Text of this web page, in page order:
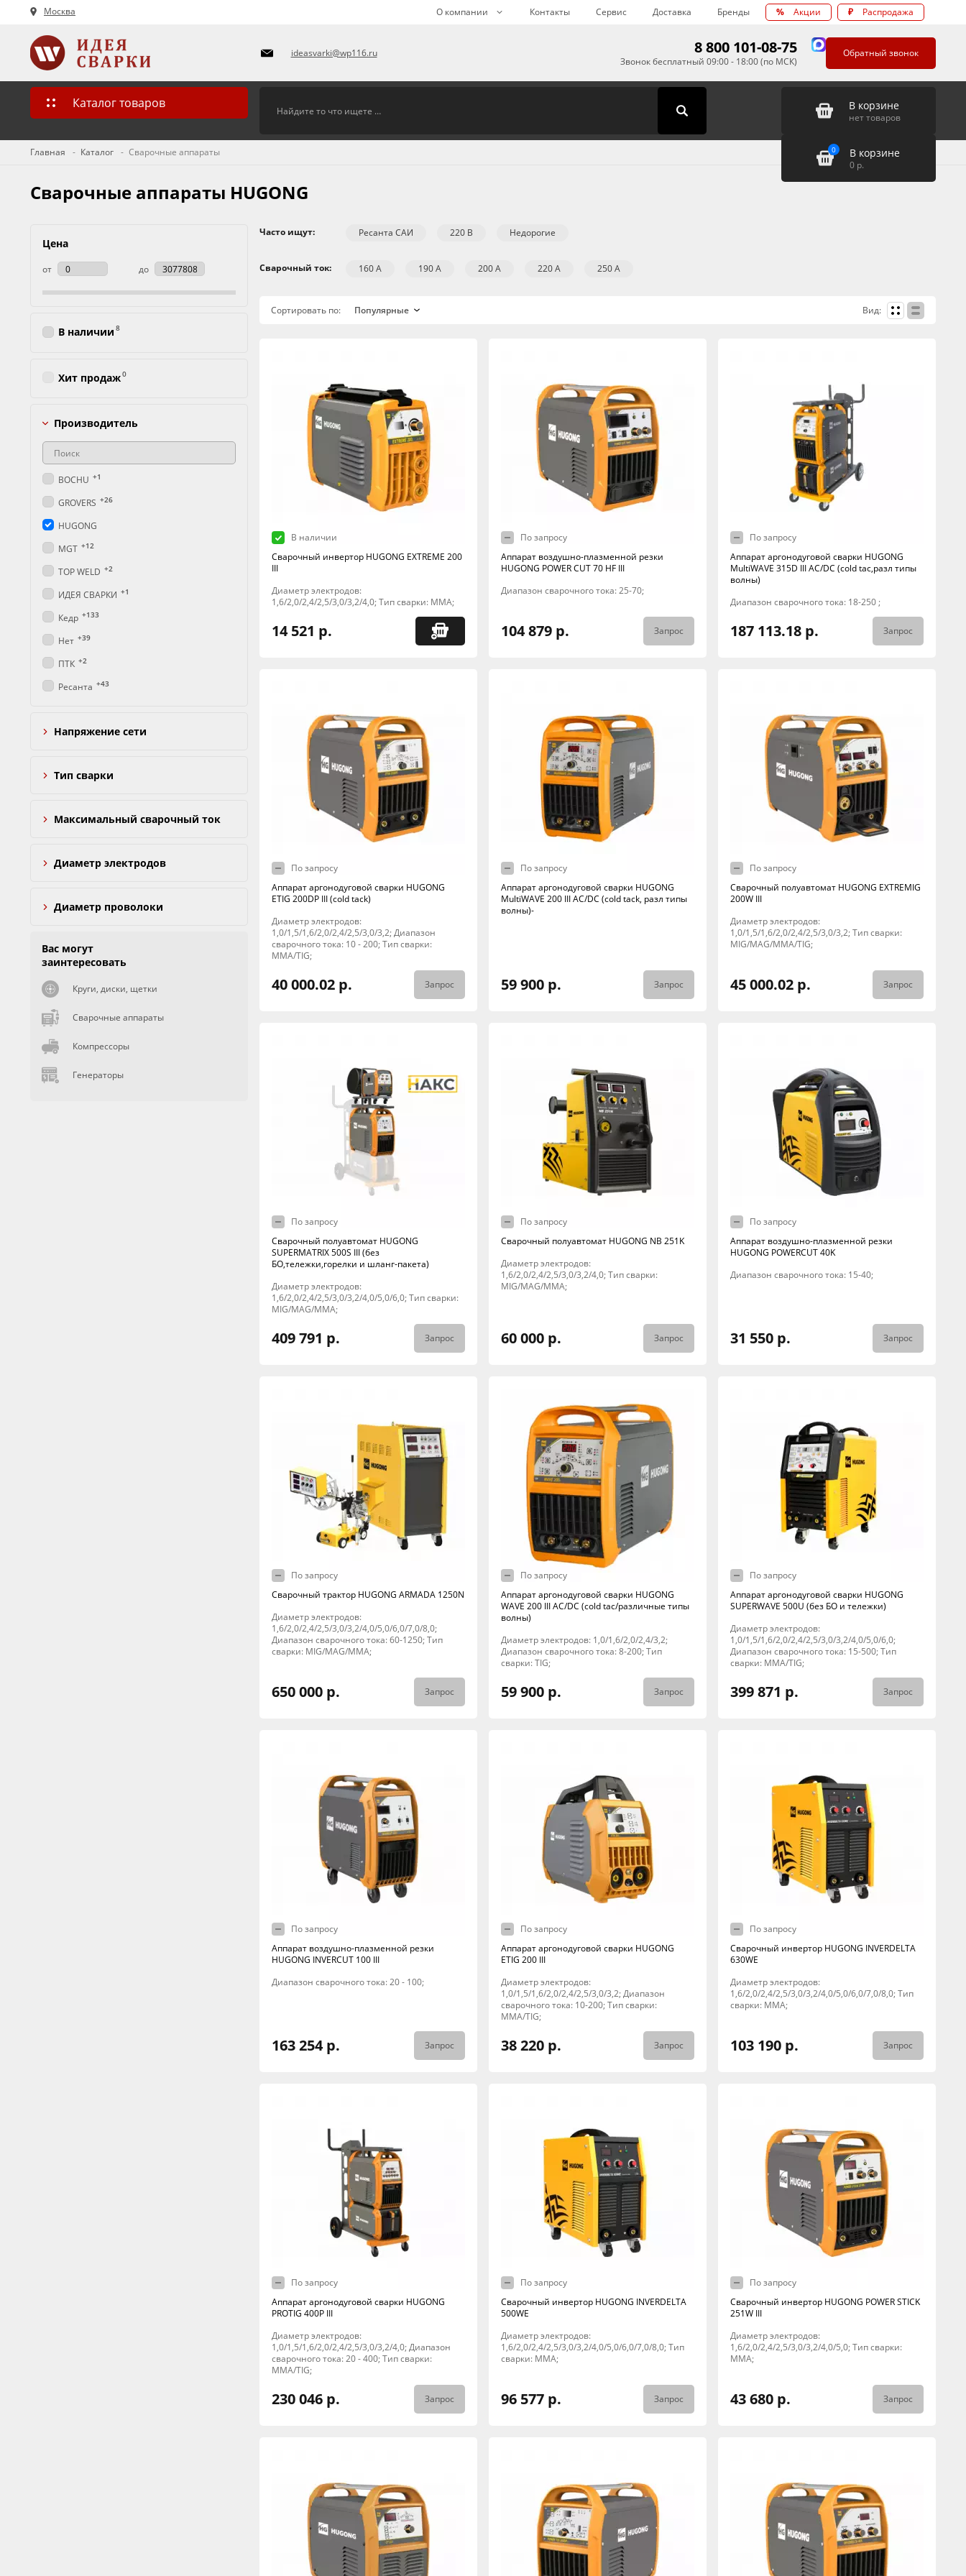
Москва О компании Контакты Сервис Доставка Бренды % Акции ₽ Распродажа
ideasvarki@wp116.ru 8 800 101-08-75
Звонок бесплатный 09:00 - 18:00 (по МСК)
Обратный звонок
Каталог товаров В корзине
нет товаров
0 В корзине
0 р.
Главная Каталог Сварочные аппараты
Сварочные аппараты HUGONG
Часто ищут: Ресанта САИ 220 В Недорогие
Сварочный ток: 160 А 190 А 200 А 220 А 250 А
Сортировать по: Вид:
В наличии
Сварочный инвертор HUGONG EXTREME 200
III
Диаметр электродов:
1,6/2,0/2,4/2,5/3,0/3,2/4,0; Тип сварки: MMA;
14 521 р.
По запросу
Аппарат воздушно-плазменной резки
HUGONG POWER CUT 70 HF III
Диапазон сварочного тока: 25-70;
104 879 р. Запрос
По запросу
Аппарат аргонодуговой сварки HUGONG
MultiWAVE 315D III AC/DC (cold tac,разл типы
волны)
Диапазон сварочного тока: 18-250 ;
187 113.18 р. Запрос
По запросу
Аппарат аргонодуговой сварки HUGONG
ETIG 200DP III (cold tack)
Диаметр электродов:
1,0/1,5/1,6/2,0/2,4/2,5/3,0/3,2; Диапазон
сварочного тока: 10 - 200; Тип сварки:
MMA/TIG;
40 000.02 р. Запрос
По запросу
Аппарат аргонодуговой сварки HUGONG
MultiWAVE 200 III AC/DC (cold tack, разл типы
волны)-
59 900 р. Запрос
По запросу
Сварочный полуавтомат HUGONG EXTREMIG
200W III
Диаметр электродов:
1,0/1,5/1,6/2,0/2,4/2,5/3,0/3,2; Тип сварки:
MIG/MAG/MMA/TIG;
45 000.02 р. Запрос
По запросу
Сварочный полуавтомат HUGONG
SUPERMATRIX 500S III (без
БО,тележки,горелки и шланг-пакета)
Диаметр электродов:
1,6/2,0/2,4/2,5/3,0/3,2/4,0/5,0/6,0; Тип сварки:
MIG/MAG/MMA;
409 791 р. Запрос
По запросу
Сварочный полуавтомат HUGONG NB 251K
Диаметр электродов:
1,6/2,0/2,4/2,5/3,0/3,2/4,0; Тип сварки:
MIG/MAG/MMA;
60 000 р. Запрос
По запросу
Аппарат воздушно-плазменной резки
HUGONG POWERCUT 40K
Диапазон сварочного тока: 15-40;
31 550 р. Запрос
По запросу
Сварочный трактор HUGONG ARMADA 1250N
Диаметр электродов:
1,6/2,0/2,4/2,5/3,0/3,2/4,0/5,0/6,0/7,0/8,0;
Диапазон сварочного тока: 60-1250; Тип
сварки: MIG/MAG/MMA;
650 000 р. Запрос
По запросу
Аппарат аргонодуговой сварки HUGONG
WAVE 200 III AC/DC (cold tac/различные типы
волны)
Диаметр электродов: 1,0/1,6/2,0/2,4/3,2;
Диапазон сварочного тока: 8-200; Тип
сварки: TIG;
59 900 р. Запрос
По запросу
Аппарат аргонодуговой сварки HUGONG
SUPERWAVE 500U (без БО и тележки)
Диаметр электродов:
1,0/1,5/1,6/2,0/2,4/2,5/3,0/3,2/4,0/5,0/6,0;
Диапазон сварочного тока: 15-500; Тип
сварки: MMA/TIG;
399 871 р. Запрос
По запросу
Аппарат воздушно-плазменной резки
HUGONG INVERCUT 100 III
Диапазон сварочного тока: 20 - 100;
163 254 р. Запрос
По запросу
Аппарат аргонодуговой сварки HUGONG
ETIG 200 III
Диаметр электродов:
1,0/1,5/1,6/2,0/2,4/2,5/3,0/3,2; Диапазон
сварочного тока: 10-200; Тип сварки:
MMA/TIG;
38 220 р. Запрос
По запросу
Сварочный инвертор HUGONG INVERDELTA
630WE
Диаметр электродов:
1,6/2,0/2,4/2,5/3,0/3,2/4,0/5,0/6,0/7,0/8,0; Тип
сварки: MMA;
103 190 р. Запрос
По запросу
Аппарат аргонодуговой сварки HUGONG
PROTIG 400P III
Диаметр электродов:
1,0/1,5/1,6/2,0/2,4/2,5/3,0/3,2/4,0; Диапазон
сварочного тока: 20 - 400; Тип сварки:
MMA/TIG;
230 046 р. Запрос
По запросу
Сварочный инвертор HUGONG INVERDELTA
500WE
Диаметр электродов:
1,6/2,0/2,4/2,5/3,0/3,2/4,0/5,0/6,0/7,0/8,0; Тип
сварки: MMA;
96 577 р. Запрос
По запросу
Сварочный инвертор HUGONG POWER STICK
251W III
Диаметр электродов:
1,6/2,0/2,4/2,5/3,0/3,2/4,0/5,0; Тип сварки:
MMA;
43 680 р. Запрос
Цена
от до
В наличии 8
Хит продаж0
Производитель
BOCHU +1
GROVERS +26
HUGONG
MGT +12
TOP WELD +2
ИДЕЯ СВАРКИ +1
Кедр +133
Нет +39
ПТК +2
Ресанта +43
Напряжение сети
Тип сварки
Максимальный сварочный ток
Диаметр электродов
Диаметр проволоки
Вас могут
заинтересовать
Круги, диски, щетки
Сварочные аппараты
Компрессоры
Генераторы